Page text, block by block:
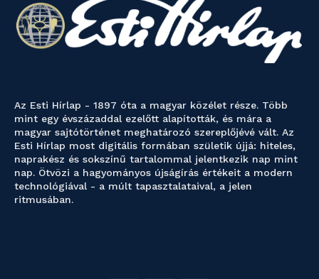
Az Esti Hírlap - 1897 óta a magyar közélet része. Több
mint egy évszázaddal ezelőtt alapították, és mára a
magyar sajtótörténet meghatározó szereplőjévé vált. Az
Esti Hírlap most digitális formában születik újjá: hiteles,
naprakész és sokszínű tartalommal jelentkezik nap mint
nap. Ötvözi a hagyományos újságírás értékeit a modern
technológiával - a múlt tapasztalataival, a jelen
ritmusában.